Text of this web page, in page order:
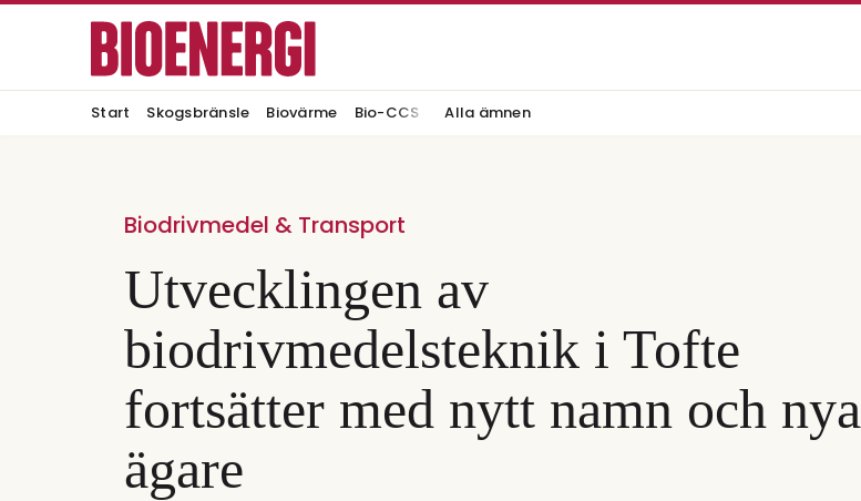
Start Skogsbränsle Biovärme Bio-CCS Alla ämnen
Biodrivmedel & Transport
Utvecklingen av
biodrivmedelsteknik i Tofte
fortsätter med nytt namn och nya
ägare